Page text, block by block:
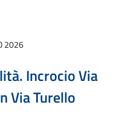
2026
Incrocio Via
Via Turello